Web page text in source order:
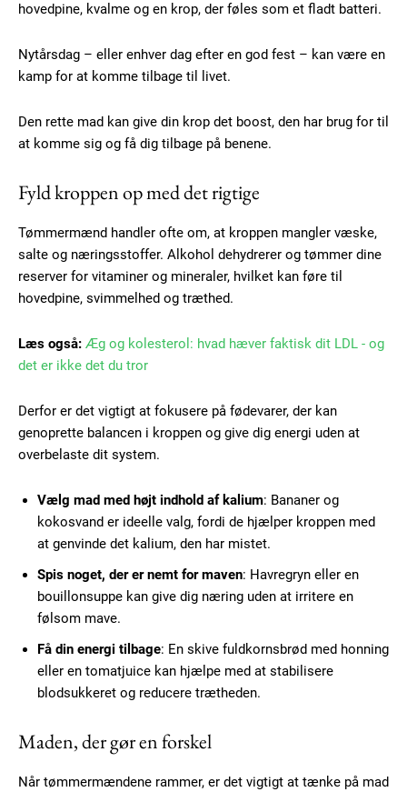
hovedpine, kvalme og en krop, der føles som et fladt batteri.
Nytårsdag – eller enhver dag efter en god fest – kan være en
kamp for at komme tilbage til livet.
Den rette mad kan give din krop det boost, den har brug for til
at komme sig og få dig tilbage på benene.
Fyld kroppen op med det rigtige
Tømmermænd handler ofte om, at kroppen mangler væske,
salte og næringsstoffer. Alkohol dehydrerer og tømmer dine
reserver for vitaminer og mineraler, hvilket kan føre til
hovedpine, svimmelhed og træthed.
Læs også: Æg og kolesterol: hvad hæver faktisk dit LDL - og
det er ikke det du tror
Derfor er det vigtigt at fokusere på fødevarer, der kan
genoprette balancen i kroppen og give dig energi uden at
overbelaste dit system.
Vælg mad med højt indhold af kalium: Bananer og
kokosvand er ideelle valg, fordi de hjælper kroppen med
at genvinde det kalium, den har mistet.
Spis noget, der er nemt for maven: Havregryn eller en
bouillonsuppe kan give dig næring uden at irritere en
følsom mave.
Få din energi tilbage: En skive fuldkornsbrød med honning
eller en tomatjuice kan hjælpe med at stabilisere
blodsukkeret og reducere trætheden.
Maden, der gør en forskel
Når tømmermændene rammer, er det vigtigt at tænke på mad